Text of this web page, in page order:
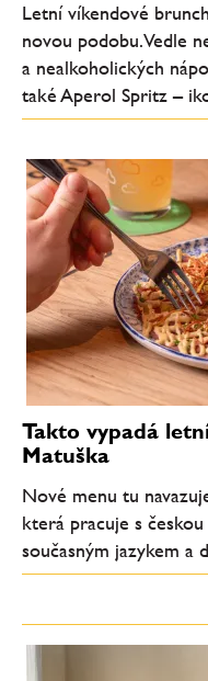
Letní víkendové
novou podobu. Vedle
a nealkoholických
také Aperol Spritz –
Takto vypadá
Matuška
Nové menu tu
která pracuje s
současným jazykem a